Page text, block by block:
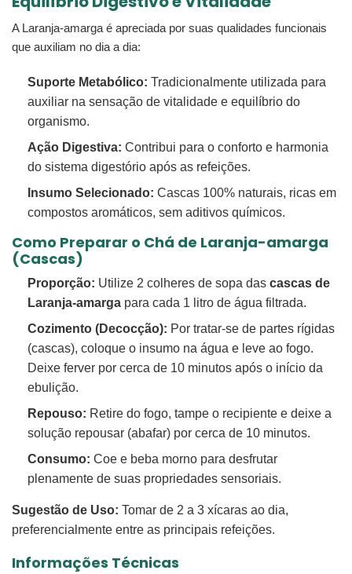
A Laranja-amarga é apreciada por suas qualidades funcionais
que auxiliam no dia a dia:
Suporte Metabólico: Tradicionalmente utilizada para
auxiliar na sensação de vitalidade e equilíbrio do
organismo.
Ação Digestiva: Contribui para o conforto e harmonia
do sistema digestório após as refeições.
Insumo Selecionado: Cascas 100% naturais, ricas em
compostos aromáticos, sem aditivos químicos.
Como Preparar o Chá de Laranja-amarga
(Cascas)
Proporção: Utilize 2 colheres de sopa das cascas de
Laranja-amarga para cada 1 litro de água filtrada.
Cozimento (Decocção): Por tratar-se de partes rígidas
(cascas), coloque o insumo na água e leve ao fogo.
Deixe ferver por cerca de 10 minutos após o início da
ebulição.
Repouso: Retire do fogo, tampe o recipiente e deixe a
solução repousar (abafar) por cerca de 10 minutos.
Consumo: Coe e beba morno para desfrutar
plenamente de suas propriedades sensoriais.
Sugestão de Uso: Tomar de 2 a 3 xícaras ao dia,
preferencialmente entre as principais refeições.
Informações Técnicas